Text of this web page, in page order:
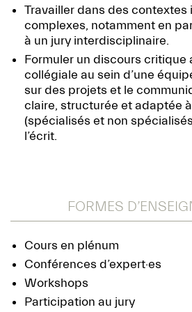
Travailler dans des
complexes, notamment en
à un jury interdisciplinaire.
Formuler un discours critique
collégiale au sein d’une
sur des projets et le
claire, structurée et adaptée
(spécialisés et non
l’écrit.
FORMES
Cours en plénum
Conférences d’expert·es
Workshops
Participation au jury